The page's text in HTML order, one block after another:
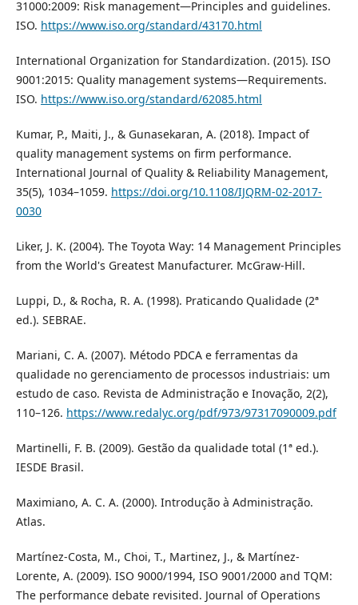
31000:2009: Risk management—Principles and guidelines.
ISO. https://www.iso.org/standard/43170.html
International Organization for Standardization. (2015). ISO
9001:2015: Quality management systems—Requirements.
ISO. https://www.iso.org/standard/62085.html
Kumar, P., Maiti, J., & Gunasekaran, A. (2018). Impact of
quality management systems on firm performance.
International Journal of Quality & Reliability Management,
35(5), 1034–1059. https://doi.org/10.1108/IJQRM-02-2017-
0030
Liker, J. K. (2004). The Toyota Way: 14 Management Principles
from the World's Greatest Manufacturer. McGraw-Hill.
Luppi, D., & Rocha, R. A. (1998). Praticando Qualidade (2ª
ed.). SEBRAE.
Mariani, C. A. (2007). Método PDCA e ferramentas da
qualidade no gerenciamento de processos industriais: um
estudo de caso. Revista de Administração e Inovação, 2(2),
110–126. https://www.redalyc.org/pdf/973/97317090009.pdf
Martinelli, F. B. (2009). Gestão da qualidade total (1ª ed.).
IESDE Brasil.
Maximiano, A. C. A. (2000). Introdução à Administração.
Atlas.
Martínez-Costa, M., Choi, T., Martinez, J., & Martínez-
Lorente, A. (2009). ISO 9000/1994, ISO 9001/2000 and TQM:
The performance debate revisited. Journal of Operations